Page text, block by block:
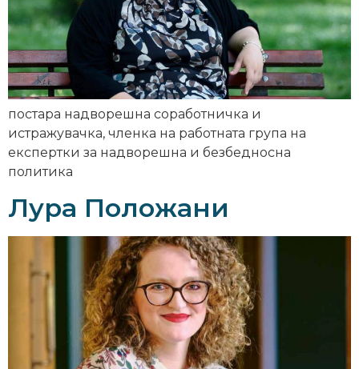
постара надворешна соработничка и
истражувачка, членка на работната група на
експертки за надворешна и безбедносна
политика
Лура Положани